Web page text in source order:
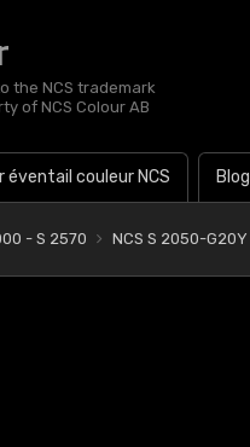
the NCS trademark
of NCS Colour AB
éventail couleur NCS Blog
- S 2570 NCS S 2050-G20Y